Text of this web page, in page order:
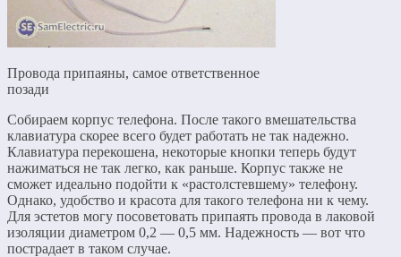
Провода припаяны, самое ответственное
позади
Собираем корпус телефона. После такого вмешательства
клавиатура скорее всего будет работать не так надежно.
Клавиатура перекошена, некоторые кнопки теперь будут
нажиматься не так легко, как раньше. Корпус также не
сможет идеально подойти к «растолстевшему» телефону.
Однако, удобство и красота для такого телефона ни к чему.
Для эстетов могу посоветовать припаять провода в лаковой
изоляции диаметром 0,2 — 0,5 мм. Надежность — вот что
пострадает в таком случае.